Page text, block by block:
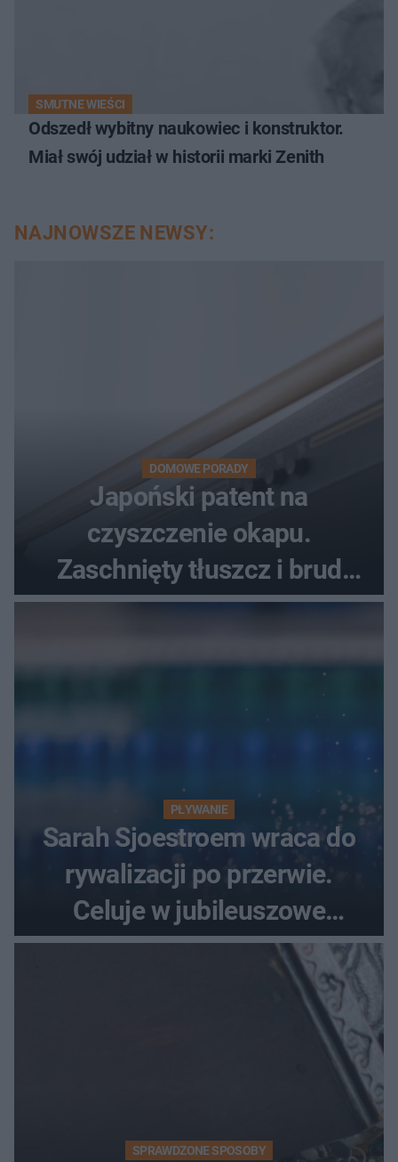
SMUTNE WIEŚCI
Odszedł wybitny naukowiec i konstruktor.
Miał swój udział w historii marki Zenith
NAJNOWSZE NEWSY:
DOMOWE PORADY
Japoński patent na
czyszczenie okapu.
Zaschnięty tłuszcz i brud
znikną bez szorowania
PŁYWANIE
Sarah Sjoestroem wraca do
rywalizacji po przerwie.
Celuje w jubileuszowe
medale na ME
SPRAWDZONE SPOSOBY